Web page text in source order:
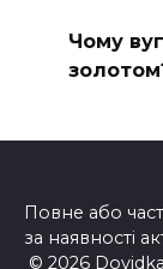
Чому
Повне або
за наявності
© 2026